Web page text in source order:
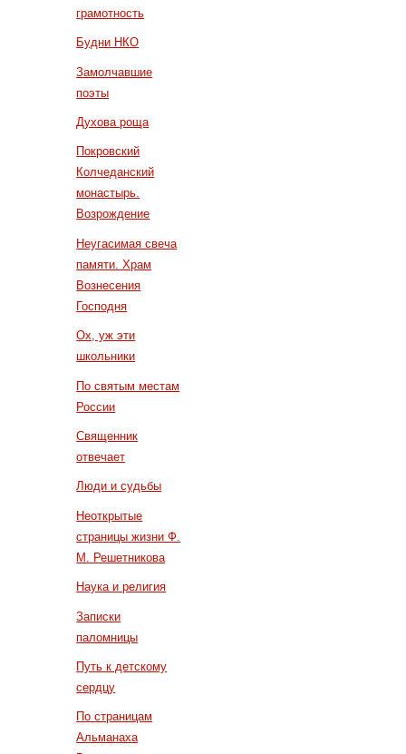
грамотность
Будни НКО
Замолчавшие
поэты
Духова роща
Покровский
Колчеданский
монастырь.
Возрождение
Неугасимая свеча
памяти. Храм
Вознесения
Господня
Ох, уж эти
школьники
По святым местам
России
Священник
отвечает
Люди и судьбы
Неоткрытые
страницы жизни Ф.
М. Решетникова
Наука и религия
Записки
паломницы
Путь к детскому
сердцу
По страницам
Альманаха